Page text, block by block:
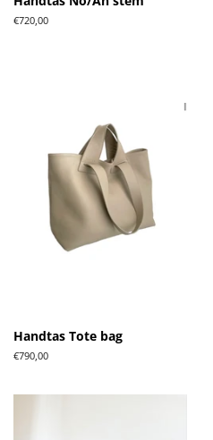
Normale
€720,00
Handtas Tote bag
Normale
€790,00